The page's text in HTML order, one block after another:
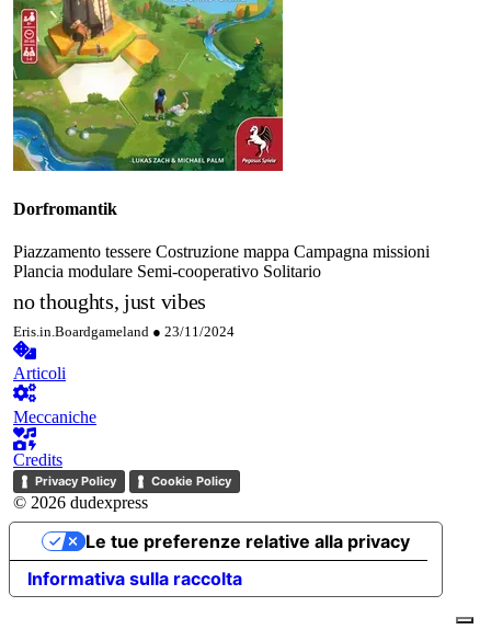
Dorfromantik
Piazzamento tessere Costruzione mappa Campagna missioni
Plancia modulare Semi-cooperativo Solitario
no thoughts, just vibes
Eris.in.Boardgameland ● 23/11/2024
Articoli
Meccaniche
Credits
Privacy Policy Cookie Policy
© 2026 dudexpress
Informativa sulla raccolta
Le tue preferenze relative alla privacy